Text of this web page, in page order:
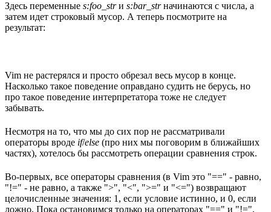
Здесь переменные s:foo_strи s:bar_strначинаются с числа, а
затем идет строковый мусор. А теперь посмотрите на
результат:
Vim не растерялся и просто обрезал весь мусор в конце.
Насколько такое поведение оправдано судить не берусь, но
про такое поведение интерпретатора тоже не следует
забывать.
Несмотря на то, что мы до сих пор не рассматривали
операторы вроде if/else (про них мы поговорим в ближайших
частях), хотелось бы рассмотреть операции сравнения строк.
Во-первых, все операторы сравнения (в Vim это "==" - равно,
"!=" - не равно, а также ">", "<", ">=" и "<=") возвращают
целочисленные значения: 1, если условие истинно, и 0, если
ложно. Пока остановимся только на операторах "==" и "!=".